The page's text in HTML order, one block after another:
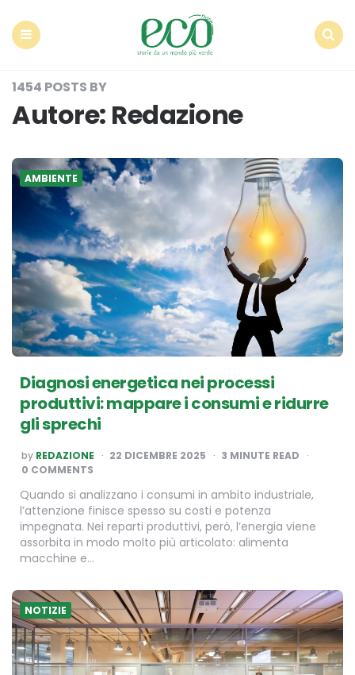
1454 POSTS BY
Autore: Redazione
AMBIENTE
Diagnosi energetica nei processi
produttivi: mappare i consumi e ridurre
gli sprechi
POSTED
BY
by REDAZIONE 22 DICEMBRE 2025 3 MINUTE READ
0 COMMENTS
Quando si analizzano i consumi in ambito industriale,
l’attenzione finisce spesso su costi e potenza
impegnata. Nei reparti produttivi, però, l’energia viene
assorbita in modo molto più articolato: alimenta
macchine e…
NOTIZIE